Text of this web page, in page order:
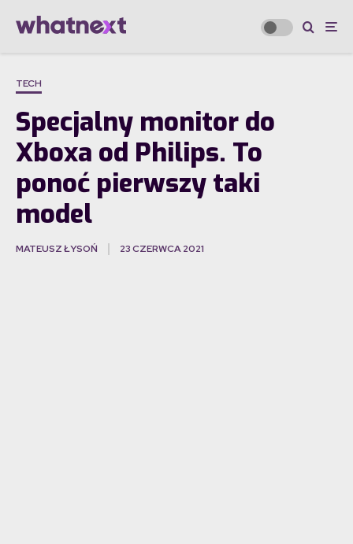
TECH
Specjalny monitor do
Xboxa od Philips. To
ponoć pierwszy taki
model
MATEUSZ ŁYSOŃ 23 CZERWCA 2021